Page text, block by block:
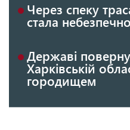
Через спеку
стала
Державі
Харківській
городищем